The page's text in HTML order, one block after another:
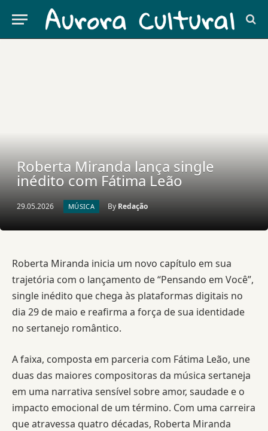
Roberta Miranda lança single
inédito com Fátima Leão
29.05.2026 MÚSICA By Redação
Roberta Miranda inicia um novo capítulo em sua
trajetória com o lançamento de “Pensando em Você”,
single inédito que chega às plataformas digitais no
dia 29 de maio e reafirma a força de sua identidade
no sertanejo romântico.
A faixa, composta em parceria com Fátima Leão, une
duas das maiores compositoras da música sertaneja
em uma narrativa sensível sobre amor, saudade e o
impacto emocional de um término. Com uma carreira
que atravessa quatro décadas, Roberta Miranda